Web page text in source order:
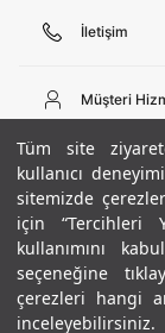
Tüm site
kullanıcı
sitemizde
için “Tercihleri
kullanımını
seçeneğine
çerezleri hangi
İletişim
444 02 00
Pazartesi -
E-posta
Müşteri
Sipariş
Bize Ulaşın
Teslimat
İşlem Rehberi
İade ve
Sıkça
Beden Rehberi
Hakkımızda
Ticari Bilgiler
Hükümler ve
Gizlilik
Çerez
Kariyer
UA Sosyal
Instagram
Facebook
Popüler